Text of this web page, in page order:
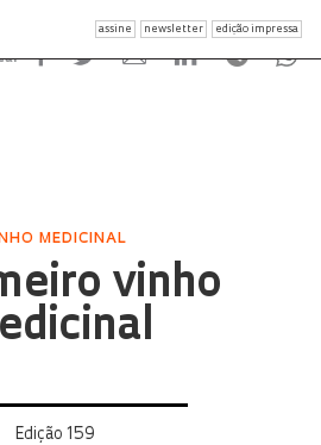
assine newsletter edição impressa
MEDICINAL
vinho
Edição 159